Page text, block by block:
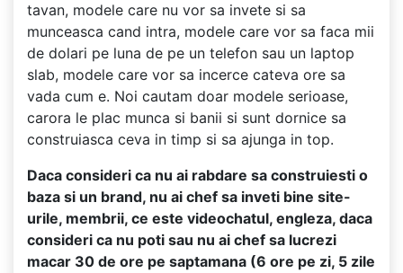
tavan, modele care nu vor sa invete si sa
munceasca cand intra, modele care vor sa faca mii
de dolari pe luna de pe un telefon sau un laptop
slab, modele care vor sa incerce cateva ore sa
vada cum e. Noi cautam doar modele serioase,
carora le plac munca si banii si sunt dornice sa
construiasca ceva in timp si sa ajunga in top.
Daca consideri ca nu ai rabdare sa construiesti o
baza si un brand, nu ai chef sa inveti bine site-
urile, membrii, ce este videochatul, engleza, daca
consideri ca nu poti sau nu ai chef sa lucrezi
macar 30 de ore pe saptamana (6 ore pe zi, 5 zile